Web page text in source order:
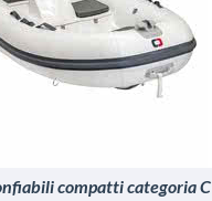
VEDI
compatti categoria C